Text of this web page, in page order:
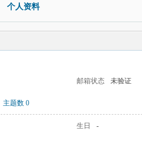
个人资料
邮箱状态 未验证
主题数 0
生日
-